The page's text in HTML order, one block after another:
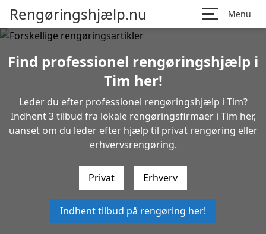
Rengøringshjælp.nu Menu
Find professionel rengøringshjælp i
Tim her!
Leder du efter professionel rengøringshjælp i Tim?
Indhent 3 tilbud fra lokale rengøringsfirmaer i Tim her,
uanset om du leder efter hjælp til privat rengøring eller
erhvervsrengøring.
Privat Erhverv
Indhent tilbud på rengøring her!